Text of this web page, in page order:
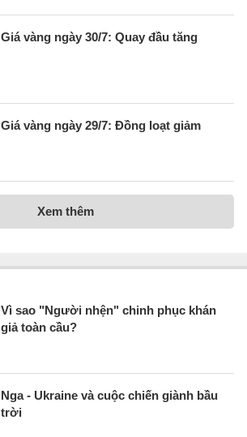
Giá vàng ngày 30/7: Quay đầu tăng
Giá vàng ngày 29/7: Đồng loạt giảm
Xem thêm
Vì sao "Người nhện" chinh phục khán
giả toàn cầu?
Nga - Ukraine và cuộc chiến giành bầu
trời